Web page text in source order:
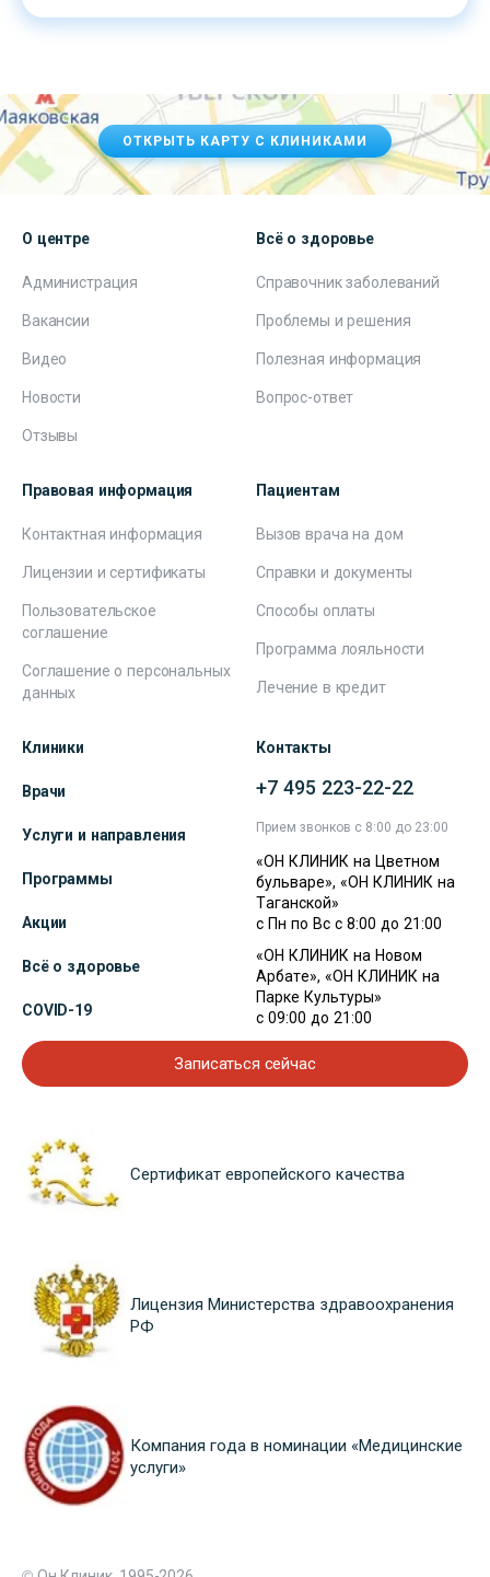
ОТКРЫТЬ КАРТУ С КЛИНИКАМИ
О центре
Администрация
Вакансии
Видео
Новости
Отзывы
Всё о здоровье
Справочник заболеваний
Проблемы и решения
Полезная информация
Вопрос-ответ
Правовая информация
Контактная информация
Лицензии и сертификаты
Пользовательское
соглашение
Соглашение о персональных
данных
Пациентам
Вызов врача на дом
Справки и документы
Способы оплаты
Программа лояльности
Лечение в кредит
Клиники
Врачи
Услуги и направления
Программы
Акции
Всё о здоровье
COVID-19
Контакты
+7 495 223-22-22
Прием звонков с 8:00 до 23:00
«ОН КЛИНИК на Цветном
бульваре», «ОН КЛИНИК на
Таганской»
с Пн по Вс с 8:00 до 21:00
«ОН КЛИНИК на Новом
Арбате», «ОН КЛИНИК на
Парке Культуры»
с 09:00 до 21:00
Записаться сейчас
Сертификат европейского качества
Лицензия Министерства здравоохранения
РФ
Компания года в номинации «Медицинские
услуги»